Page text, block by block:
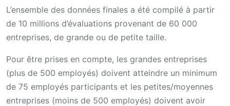
L’ensemble des données finales a été compilé à partir
de 10 millions d’évaluations provenant de 60 000
entreprises, de grande ou de petite taille.
Pour être prises en compte, les grandes entreprises
(plus de 500 employés) doivent atteindre un minimum
de 75 employés participants et les petites/moyennes
entreprises (moins de 500 employés) doivent avoir